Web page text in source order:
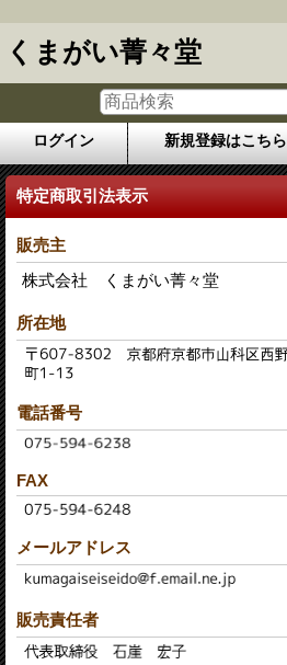
くまがい菁々堂
ログイン 新規登録はこちら
特定商取引法表示
販売主
株式会社 くまがい菁々堂
所在地
電話番号
FAX
メールアドレス
販売責任者